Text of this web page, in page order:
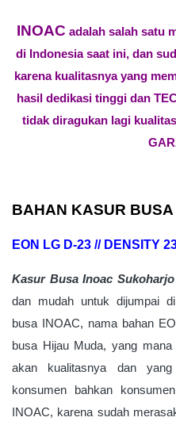
INOAC adalah salah satu
di Indonesia saat ini, dan
karena kualitasnya yang
hasil dedikasi tinggi dan
tidak diragukan lagi
BAHAN KASUR BUSA
EON LG D-23 // DENSITY
Kasur Busa Inoac Sukoharjo
dan mudah untuk dijumpai
busa INOAC, nama bahan
busa Hijau Muda, yang
akan kualitasnya dan
konsumen bahkan
INOAC, karena sudah